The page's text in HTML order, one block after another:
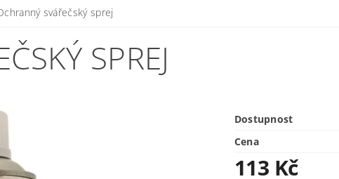
AKUMULÁTOROVÉ NÁŘADÍ
RUČNÍ NÁŘADÍ AKU NÁŘADÍ
svářečský sprej
SPREJ
Dostupnost
Cena
113 Kč